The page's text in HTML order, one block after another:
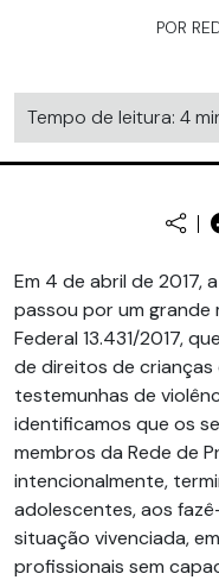
POR
Tempo de leitura: 4
Em 4 de abril de 2017,
passou por um grande
Federal 13.431/2017,
de direitos de
testemunhas de
identificamos que os
membros da Rede de
intencionalmente,
adolescentes, aos
situação vivenciada,
profissionais sem